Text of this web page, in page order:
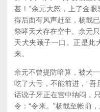
甚！”余元大怒，上了金
得后面有风声赶至，杨戬
祭哮天犬存在空中。余元
天犬夹颈子一口。正是此
来。
余元不曾提防暗算，被犬
吃了大亏，不能前进，“
话说子牙正在营中纳闷，
令：“令来。”杨戬至帐前